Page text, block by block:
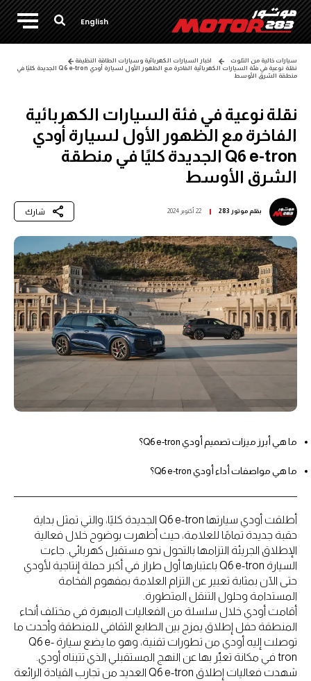
English
سيارات خالية من التلوث
اخبار السيارات الكهربائية وسيارات الطاقة النظيفة
نقلة نوعية في فئة السيارات الكهربائية الفاخرة مع الظهور الأول لسيارة أودي Q6 e-tron الجديدة كليًا في
منطقة الشرق الأوسط
نقلة نوعية في فئة السيارات الكهربائية
الفاخرة مع الظهور الأول لسيارة أودي
Q6 e-tron الجديدة كليًا في منطقة
الشرق الأوسط
بقلمموتور 283 22 أكتوبر 2024 شارك
ما هي أبرز ميزات تصميم أودي Q6 e-tron؟
ما هي مواصفات أداء أودي Q6 e-tron؟
أطلقت أودي سيارتها Q6 e-tron الجديدة كليًا، والتي تمثل بداية
حقبة جديدة تمامًا للعلامة، حيث أظهرت بوضوح خلال فعالية
الإطلاق الجريئة التزامها بالتحول نحو مستقبل كهربائي. جاءت
السيارة Q6 e-tron باعتبارها أول طراز في أكبر حملة إنتاجية لأودي
حتى الآن بمثابة تعبير عن التزام العلامة بمفهوم الفخامة
المستدامة وحلول التنقل المتطورة.
أقامت أودي خلال سلسلة من الفعاليات المبهرة في مختلف أنحاء
المنطقة حفل إطلاق يمزج بين الطابع الثقافي للمنطقة وأحدث ما
توصلت إليه أودي من تطورات تقنية، وهو ما يضع سيارة Q6 e-
tron في مكانة تعبِّر بها عن النهج المستقبلي الذي تتبناه أودي.
شهدت فعاليات إطلاق Q6 e-tron العديد من تجارب القيادة الرائعة